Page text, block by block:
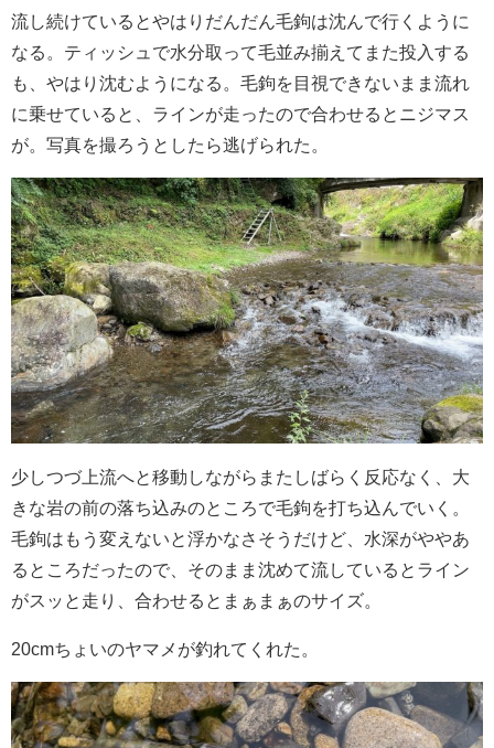
流し続けているとやはりだんだん毛鉤は沈んで行くように
なる。ティッシュで水分取って毛並み揃えてまた投入する
も、やはり沈むようになる。毛鉤を目視できないまま流れ
に乗せていると、ラインが走ったので合わせるとニジマス
が。写真を撮ろうとしたら逃げられた。
少しつづ上流へと移動しながらまたしばらく反応なく、大
きな岩の前の落ち込みのところで毛鉤を打ち込んでいく。
毛鉤はもう変えないと浮かなさそうだけど、水深がややあ
るところだったので、そのまま沈めて流しているとライン
がスッと走り、合わせるとまぁまぁのサイズ。
20cmちょいのヤマメが釣れてくれた。